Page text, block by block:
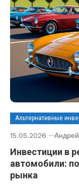
Альтернативные
15.05.2026 Андрей
Инвестиции в
автомобили:
рынка